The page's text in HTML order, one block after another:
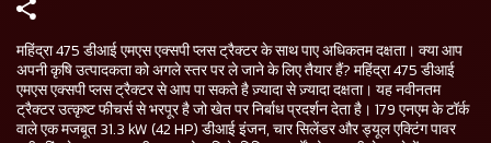
महिंद्रा 475 डीआई एमएस एक्सपी प्लस ट्रैक्टर के साथ पाए अधिकतम दक्षता। क्या आप
अपनी कृषि उत्पादकता को अगले स्तर पर ले जाने के लिए तैयार हैं? महिंद्रा 475 डीआई
एमएस एक्सपी प्लस ट्रैक्टर से आप पा सकते है ज़्यादा से ज़्यादा दक्षता। यह नवीनतम
ट्रैक्टर उत्कृष्ट फीचर्स से भरपूर है जो खेत पर निर्बाध प्रदर्शन देता है। 179 एनएम के टॉर्क
वाले एक मजबूत 31.3 kW (42 HP) डीआई इंजन, चार सिलेंडर और ड्यूल एक्टिंग पावर